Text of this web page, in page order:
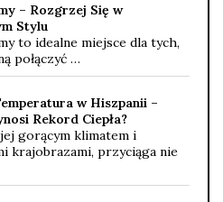
– Rozgrzej Się w
Stylu
to idealne miejsce dla tych,
połączyć …
w Hiszpanii –
Rekord Ciepła?
gorącym klimatem i
krajobrazami, przyciąga nie